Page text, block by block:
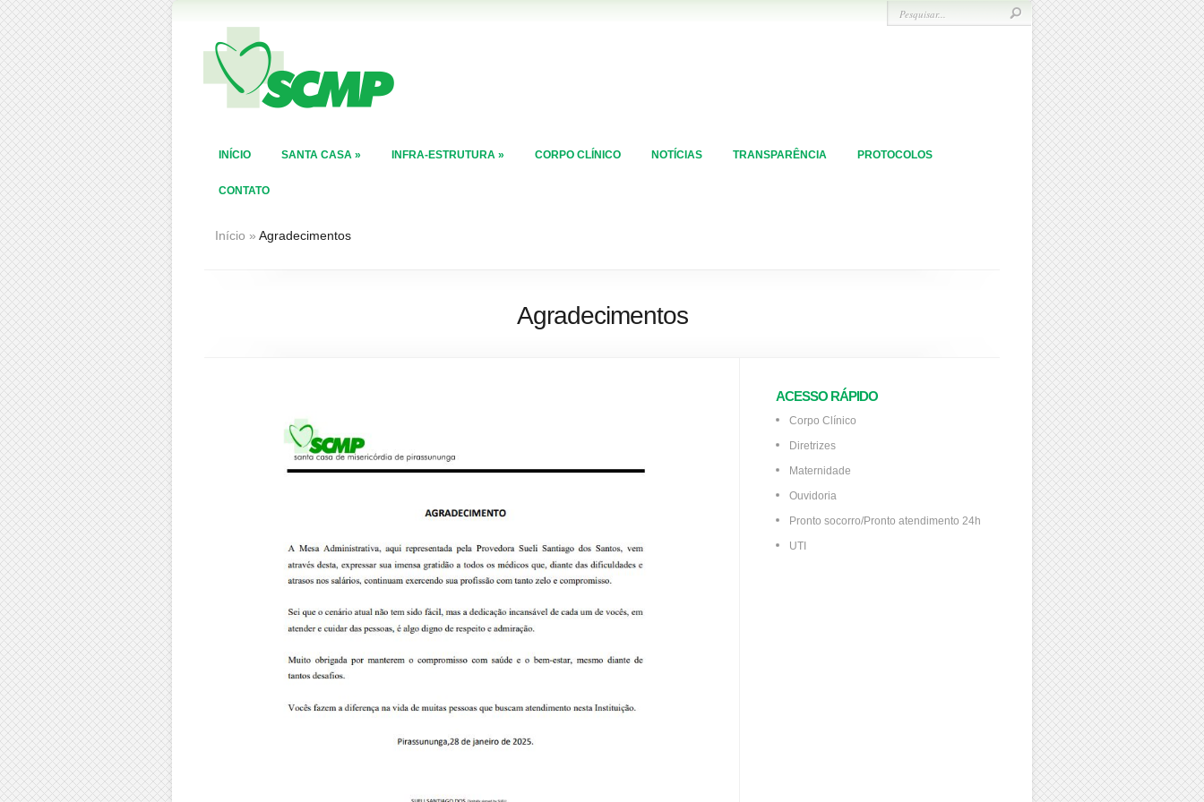
INÍCIO SANTA CASA » INFRA-ESTRUTURA » CORPO CLÍNICO NOTÍCIAS TRANSPARÊNCIA PROTOCOLOS
CONTATO
Início » Agradecimentos
Agradecimentos
ACESSO RÁPIDO
Corpo Clínico
Diretrizes
Maternidade
Ouvidoria
Pronto socorro/Pronto atendimento 24h
UTI